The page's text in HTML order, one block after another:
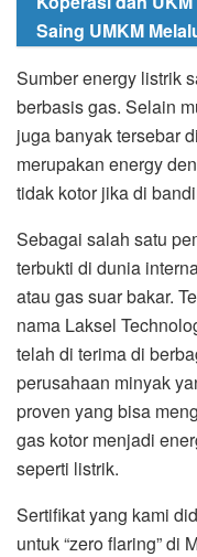
Saing UMKM
Sumber energy listrik
berbasis gas. Selain
juga banyak tersebar
merupakan energy
tidak kotor jika di
Sebagai salah satu
terbukti di dunia
atau gas suar bakar.
nama Laksel
telah di terima di
perusahaan minyak
proven yang bisa
gas kotor menjadi
seperti listrik.
Sertifikat yang kami
untuk “zero flaring” di